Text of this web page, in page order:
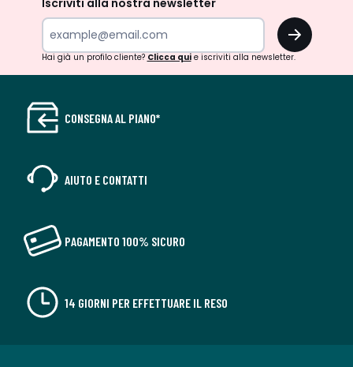
Iscriviti alla nostra newsletter
OK
Hai già un profilo cliente? Clicca quie iscriviti alla newsletter.
CONSEGNA AL PIANO*
AIUTO E CONTATTI
PAGAMENTO 100% SICURO
14 GIORNI PER EFFETTUARE IL RESO